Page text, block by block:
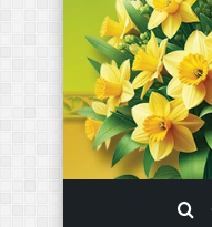
تغییر